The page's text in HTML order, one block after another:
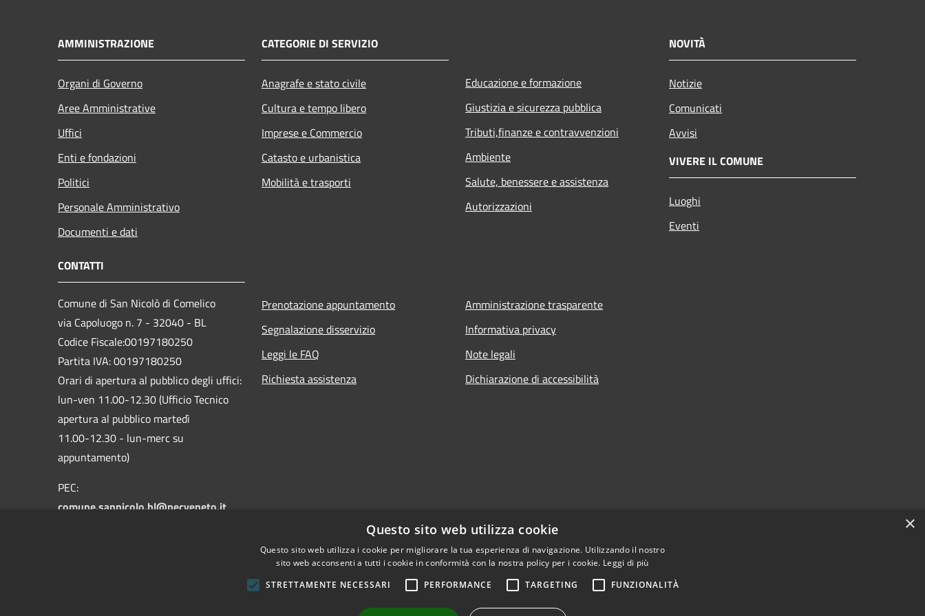
AMMINISTRAZIONE
Organi di Governo
Aree Amministrative
Uffici
Enti e fondazioni
Politici
Personale Amministrativo
Documenti e dati
CATEGORIE DI SERVIZIO
Anagrafe e stato civile
Cultura e tempo libero
Imprese e Commercio
Catasto e urbanistica
Mobilità e trasporti
Educazione e formazione
Giustizia e sicurezza pubblica
Tributi,finanze e contravvenzioni
Ambiente
Salute, benessere e assistenza
Autorizzazioni
NOVITÀ
Notizie
Comunicati
Avvisi
VIVERE IL COMUNE
Luoghi
Eventi
CONTATTI
Comune di San Nicolò di Comelico
via Capoluogo n. 7 - 32040 - BL
Codice Fiscale:00197180250
Partita IVA: 00197180250
Orari di apertura al pubblico degli uffici:
lun-ven 11.00-12.30 (Ufficio Tecnico
apertura al pubblico martedì
11.00-12.30 - lun-merc su
appuntamento)
PEC:
comune.sannicolo.bl@pecveneto.it
Prenotazione appuntamento
Segnalazione disservizio
Leggi le FAQ
Richiesta assistenza
Amministrazione trasparente
Informativa privacy
Note legali
Dichiarazione di accessibilità
×
Questo sito web utilizza cookie
Questo sito web utilizza i cookie per migliorare la tua esperienza di navigazione. Utilizzando il nostro
sito web acconsenti a tutti i cookie in conformità con la nostra policy per i cookie. Leggi di più
STRETTAMENTE NECESSARI
PERFORMANCE TARGETING FUNZIONALITÀ